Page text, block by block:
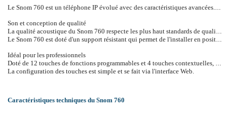
Son et conception de qualité
La qualité acoustique du Snom 760 respecte les plus haut standards de qualité. Ce poste fournit un son HD avec système de reconnaissance des pauses durant la conversation (Codec G.722).
Le Snom 760 est doté d'un support résistant qui permet de l'installer en position semi-verticale (55°), horizontale (33°) ou directement au mur.
Idéal pour les professionnels
Doté de 12 touches de fonctions programmables et 4 touches contextuelles, le Snom 760 vous permet de rester en contact avec vos collaborateurs et les appeler par simple pression de touche. Toutes les touches programmables disposent d'indicateurs LED à deux couleurs: il vous suffit de regarder pour visualiser le statut associé à la touche.
La configuration des touches est simple et se fait via l'interface Web.
Caractéristiques techniques du Snom 760